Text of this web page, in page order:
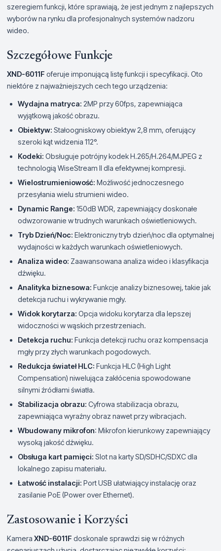
szeregiem funkcji, które sprawiają, że jest jednym z najlepszych
wyborów na rynku dla profesjonalnych systemów nadzoru
wideo.
Szczegółowe Funkcje
XND-6011F oferuje imponującą listę funkcji i specyfikacji. Oto
niektóre z najważniejszych cech tego urządzenia:
Wydajna matryca: 2MP przy 60fps, zapewniająca
wyjątkową jakość obrazu.
Obiektyw: Stałoogniskowy obiektyw 2,8 mm, oferujący
szeroki kąt widzenia 112°.
Kodeki: Obsługuje potrójny kodek H.265/H.264/MJPEG z
technologią WiseStream II dla efektywnej kompresji.
Wielostrumieniowość: Możliwość jednoczesnego
przesyłania wielu strumieni wideo.
Dynamic Range: 150dB WDR, zapewniający doskonałe
odwzorowanie w trudnych warunkach oświetleniowych.
Tryb Dzień/Noc: Elektroniczny tryb dzień/noc dla optymalnej
wydajności w każdych warunkach oświetleniowych.
Analiza wideo: Zaawansowana analiza wideo i klasyfikacja
dźwięku.
Analityka biznesowa: Funkcje analizy biznesowej, takie jak
detekcja ruchu i wykrywanie mgły.
Widok korytarza: Opcja widoku korytarza dla lepszej
widoczności w wąskich przestrzeniach.
Detekcja ruchu: Funkcja detekcji ruchu oraz kompensacja
mgły przy złych warunkach pogodowych.
Redukcja świateł HLC: Funkcja HLC (High Light
Compensation) niwelująca zakłócenia spowodowane
silnymi źródłami światła.
Stabilizacja obrazu: Cyfrowa stabilizacja obrazu,
zapewniająca wyraźny obraz nawet przy wibracjach.
Wbudowany mikrofon: Mikrofon kierunkowy zapewniający
wysoką jakość dźwięku.
Obsługa kart pamięci: Slot na karty SD/SDHC/SDXC dla
lokalnego zapisu materiału.
Łatwość instalacji: Port USB ułatwiający instalację oraz
zasilanie PoE (Power over Ethernet).
Zastosowanie i Korzyści
Kamera XND-6011F doskonale sprawdzi się w różnych